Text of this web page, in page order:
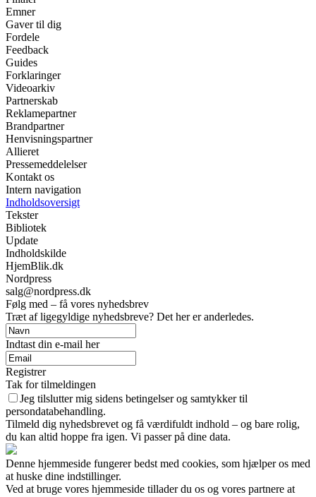
Emner
Gaver til dig
Fordele
Feedback
Guides
Forklaringer
Videoarkiv
Partnerskab
Reklamepartner
Brandpartner
Henvisningspartner
Allieret
Pressemeddelelser
Kontakt os
Intern navigation
Indholdsoversigt
Tekster
Bibliotek
Update
Indholdskilde
HjemBlik.dk
Nordpress
salg@nordpress.dk
Følg med – få vores nyhedsbrev
Træt af ligegyldige nyhedsbreve? Det her er anderledes.
Indtast din e-mail her
Registrer
Tak for tilmeldingen
Jeg tilslutter mig sidens betingelser og samtykker til
persondatabehandling.
Tilmeld dig nyhedsbrevet og få værdifuldt indhold – og bare rolig,
du kan altid hoppe fra igen. Vi passer på dine data.
Denne hjemmeside fungerer bedst med cookies, som hjælper os med
at huske dine indstillinger.
Ved at bruge vores hjemmeside tillader du os og vores partnere at